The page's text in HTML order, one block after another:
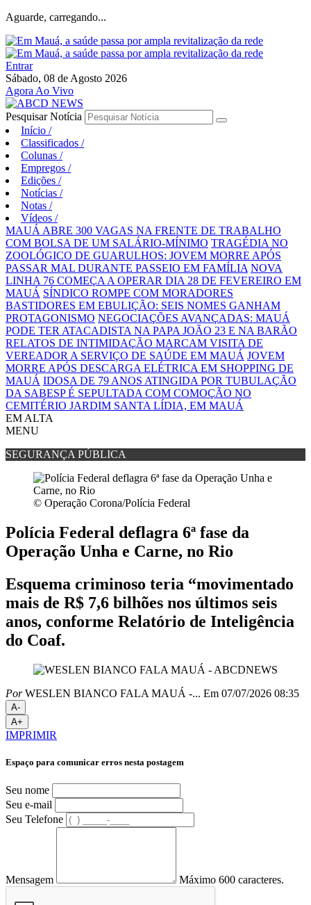
Aguarde, carregando...
Entrar
Sábado, 08 de Agosto 2026
Agora Ao Vivo
Pesquisar Notícia
Início /
Classificados /
Colunas /
Empregos /
Edições /
Notícias /
Notas /
Vídeos /
MAUÁ ABRE 300 VAGAS NA FRENTE DE TRABALHO
COM BOLSA DE UM SALÁRIO-MÍNIMO TRAGÉDIA NO
ZOOLÓGICO DE GUARULHOS: JOVEM MORRE APÓS
PASSAR MAL DURANTE PASSEIO EM FAMÍLIA NOVA
LINHA 76 COMEÇA A OPERAR DIA 28 DE FEVEREIRO EM
MAUÁ SÍNDICO ROMPE COM MORADORES
BASTIDORES EM EBULIÇÃO: SEIS NOMES GANHAM
PROTAGONISMO NEGOCIAÇÕES AVANÇADAS: MAUÁ
PODE TER ATACADISTA NA PAPA JOÃO 23 E NA BARÃO
RELATOS DE INTIMIDAÇÃO MARCAM VISITA DE
VEREADOR A SERVIÇO DE SAÚDE EM MAUÁ JOVEM
MORRE APÓS DESCARGA ELÉTRICA EM SHOPPING DE
MAUÁ IDOSA DE 79 ANOS ATINGIDA POR TUBULAÇÃO
DA SABESP É SEPULTADA COM COMOÇÃO NO
CEMITÉRIO JARDIM SANTA LÍDIA, EM MAUÁ
EM ALTA
MENU
SEGURANÇA PÚBLICA
© Operação Corona/Polícia Federal
Polícia Federal deflagra 6ª fase da
Operação Unha e Carne, no Rio
Esquema criminoso teria “movimentado
mais de R$ 7,6 bilhões nos últimos seis
anos, conforme Relatório de Inteligência
do Coaf.
PorWESLEN BIANCO FALA MAUÁ -... Em 07/07/2026 08:35
A-
A+
IMPRIMIR
Espaço para comunicar erros nesta postagem
Seu nome
Seu e-mail
Seu Telefone
Mensagem Máximo 600 caracteres.